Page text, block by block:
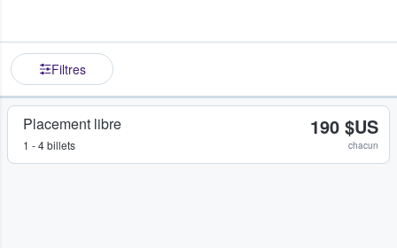
Filtres
Placement libre
1 - 4 billets
190 $US
chacun